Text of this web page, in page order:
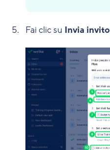
Fai clic su Invia invito